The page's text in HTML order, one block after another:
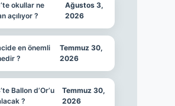
okullar ne
açılıyor ?
Ağustos 3,
2026
en önemli
?
Temmuz 30,
2026
Ballon d’Or’u
?
Temmuz 30,
2026